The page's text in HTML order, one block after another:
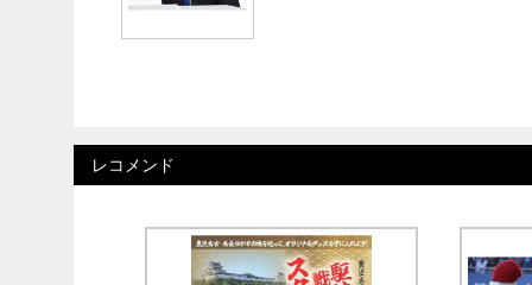
レコメンド